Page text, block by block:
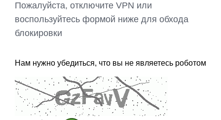
Пожалуйста, отключите VPN или
воспользуйтесь формой ниже для обхода
блокировки
Нам нужно убедиться, что вы не являетесь роботом